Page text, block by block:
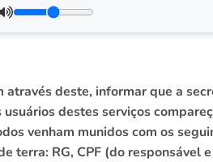
deste, informar que a
destes serviços
venham munidos com os
terra: RG, CPF (do responsável